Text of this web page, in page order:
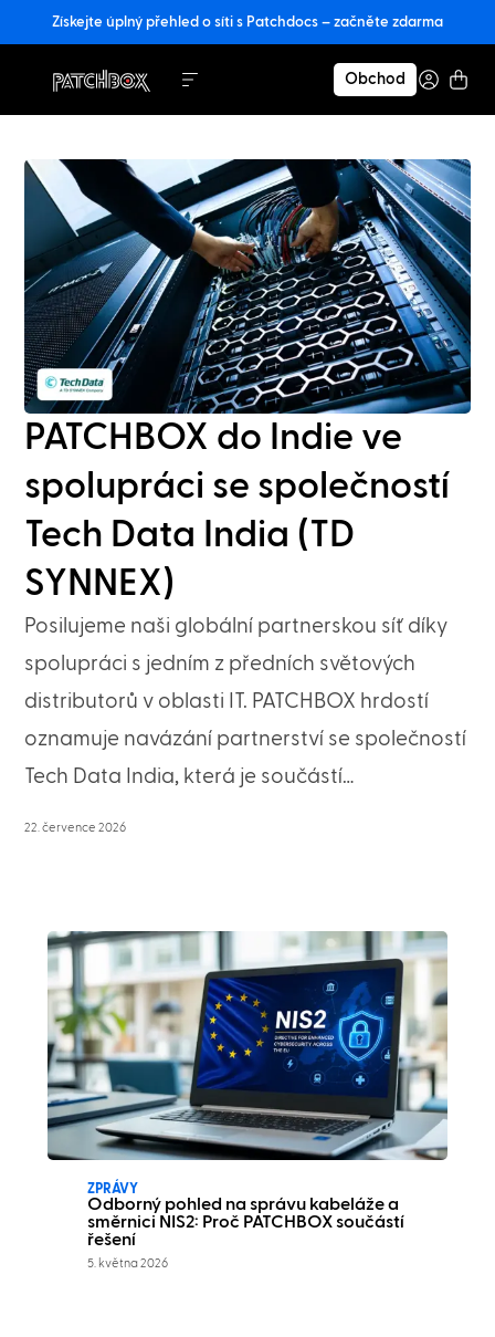
Získejte úplný přehled o síti s Patchdocs – začněte zdarma
Obchod
PATCHBOX do Indie ve
spolupráci se společností
Tech Data India (TD
SYNNEX)
Posilujeme naši globální partnerskou síť díky
spolupráci s jedním z předních světových
distributorů v oblasti IT. PATCHBOX hrdostí
oznamuje navázání partnerství se společností
Tech Data India, která je součástí…
22. července 2026
ZPRÁVY
Odborný pohled na správu kabeláže a
směrnici NIS2: Proč PATCHBOX součástí
řešení
5. května 2026